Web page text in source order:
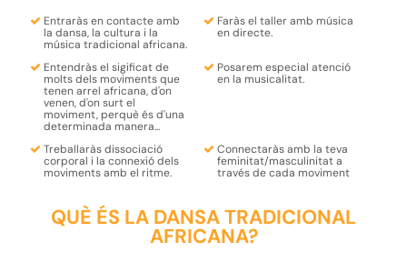
Entraràs en contacte amb
la dansa, la cultura i la
música tradicional africana.
Faràs el taller amb música
en directe.
Entendràs el sigificat de
molts dels moviments que
tenen arrel africana, d'on
venen, d'on surt el
moviment, perquè és d'una
determinada manera...
Posarem especial atenció
en la musicalitat.
Treballaràsdissociació
corporal i la connexió dels
moviments amb el ritme.
Connectaràs amb la teva
feminitat/masculinitata
través de cada moviment
QUÈ ÉS LA DANSA TRADICIONAL
AFRICANA?